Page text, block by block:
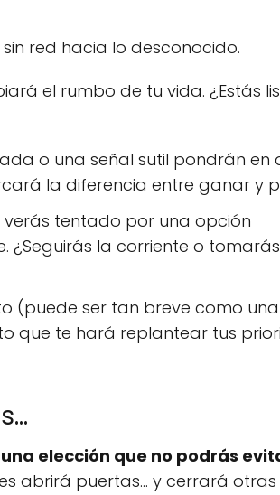
red hacia lo desconocido.
el rumbo de tu vida. ¿Estás
o una señal sutil pondrán en
la diferencia entre ganar y
verás tentado por una opción
la corriente o
(puede ser tan breve como
que te hará replantear tus
elección que no podrás
abrirá puertas… y cerrará